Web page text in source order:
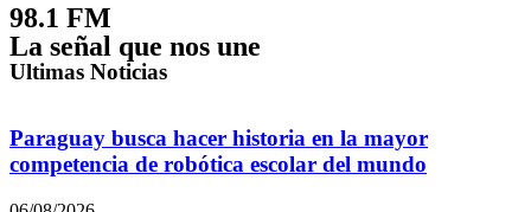
98.1 FM
La señal que nos une
Ultimas Noticias
Paraguay busca hacer historia en la mayor
competencia de robótica escolar del mundo